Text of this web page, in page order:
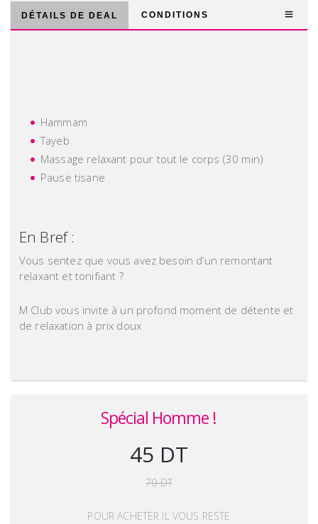
DÉTAILS DE DEAL CONDITIONS
Hammam
Tayeb
Massage relaxant pour tout le corps (30 min)
Pause tisane
En Bref :
Vous sentez que vous avez besoin d’un remontant
relaxant et tonifiant ?
M Club vous invite à un profond moment de détente et
de relaxation à prix doux
Spécial Homme !
45 DT
70 DT
POUR ACHETER IL VOUS RESTE